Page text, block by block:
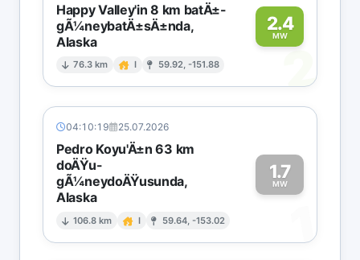
Happy Valley'in 8 km batÄ±-
gÃ¼neybatÄ±sÄ±nda,
Alaska
76.3 km I 59.92, -151.88
2.4
MW
2
04:10:19 25.07.2026
Pedro Koyu'Ä±n 63 km
doÄŸu-
gÃ¼neydoÄŸusunda,
Alaska
106.8 km I 59.64, -153.02
1.7
MW
1